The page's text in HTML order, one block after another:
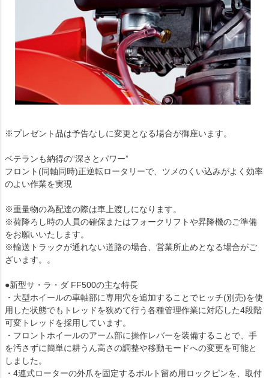
※プレゼント品は予告なしに変更となる場合が御座います。
ベテランも納得の“深さとパワー”
フロント(同軸同時)正逆転ロータリーで、ツメのくい込みがよく効率
のよい作業を実現
※重量物の為配達の際は車上渡しになります。
※荷降ろし時の人員の確保またはフォークリフトや昇降機のご準備
をお願いいたします。
※輸送トラックが通れない道路の場合、営業所止めとなる場合がご
ざいます。。
●新型サ・ラ・ダ FF500の主な特長
・大型ホイールの車軸部に専用穴を追加することでヒッチ(別売)を使
用した状態でもトレッドを狭めて行う各種管理作業に対応した4段階
可変トレッドを採用しています。
・フロントホイールのアーム部に操作レバーを装備することで、手
を汚さずに簡単に耕うん高さの調整や移動モードへの変更を可能と
しました。
・4連式ローターの外爪を固定するボルト留め用ロックピンを、取付